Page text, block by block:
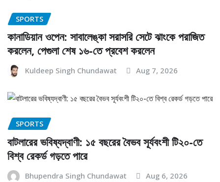
SPORTS
কানাডিয়ান ওপেন: সাবালেঙ্কা সরাসরি সেটে ঝাংকে পরাজিত
করলেন, পেগুলা শেষ ১৬-তে প্রবেশ করলেন
Kuldeep Singh Chundawat Aug 7, 2026
SPORTS
বাটলারের ভবিষ্যদ্বাণী: ১৫ বছরের বৈভব সূর্যবংশী টি২০-তে
বিশ্ব রেকর্ড গড়তে পারে
Bhupendra Singh Chundawat Aug 6, 2026